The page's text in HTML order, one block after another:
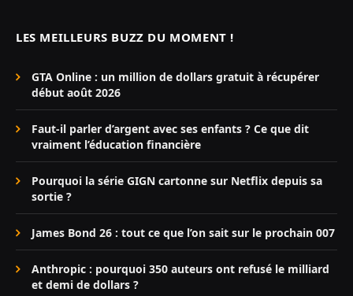
LES MEILLEURS BUZZ DU MOMENT !
GTA Online : un million de dollars gratuit à récupérer
début août 2026
Faut-il parler d’argent avec ses enfants ? Ce que dit
vraiment l’éducation financière
Pourquoi la série GIGN cartonne sur Netflix depuis sa
sortie ?
James Bond 26 : tout ce que l’on sait sur le prochain 007
Anthropic : pourquoi 350 auteurs ont refusé le milliard
et demi de dollars ?